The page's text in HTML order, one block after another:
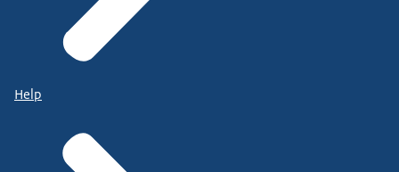
Help